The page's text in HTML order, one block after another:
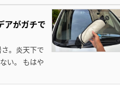
アがガチで
。炎天下で
い。 もはや